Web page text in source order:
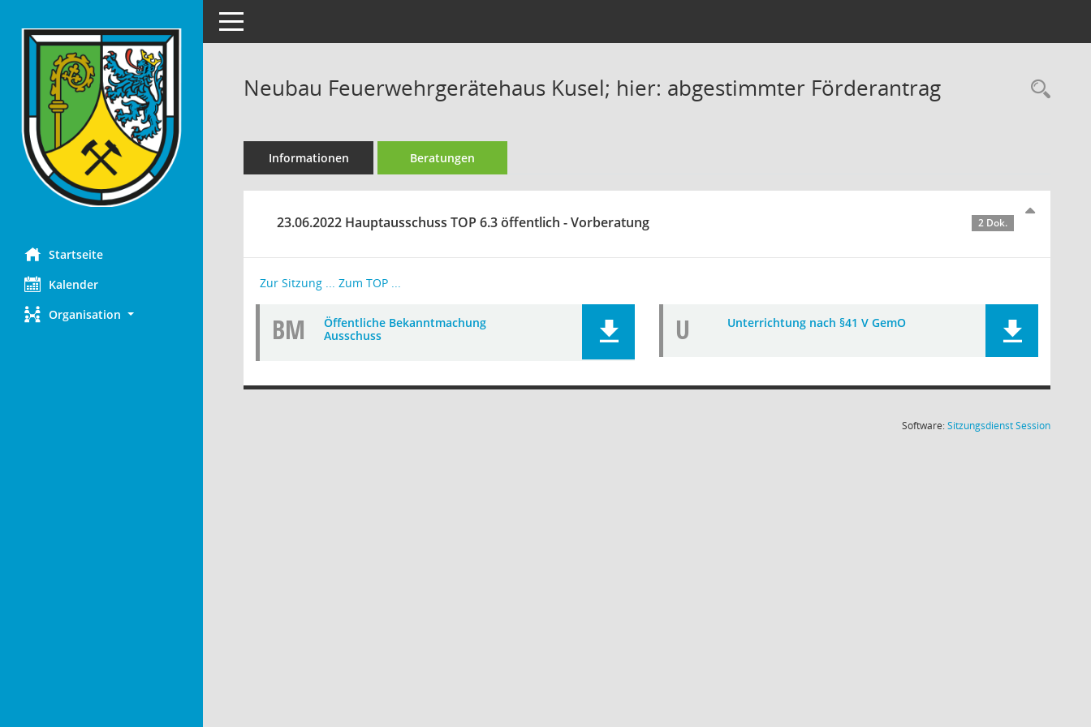
Startseite
Kalender
Organisation
Toggle navigation
Neubau Feuerwehrgerätehaus Kusel; hier: abgestimmter Förderantrag
Informationen Beratungen
23.06.2022 Hauptausschuss TOP 6.3 öffentlich - Vorberatung 2 Dok.
Zur Sitzung ... Zum TOP ...
BM
Öffentliche Bekanntmachung
Ausschuss
U Unterrichtung nach §41 V GemO
Software:SitzungsdienstSession(Wird in